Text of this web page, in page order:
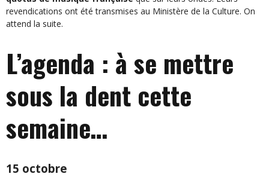
revendications ont été transmises au Ministère de la Culture. On
attend la suite.
L’agenda : à se mettre
sous la dent cette
semaine…
15 octobre